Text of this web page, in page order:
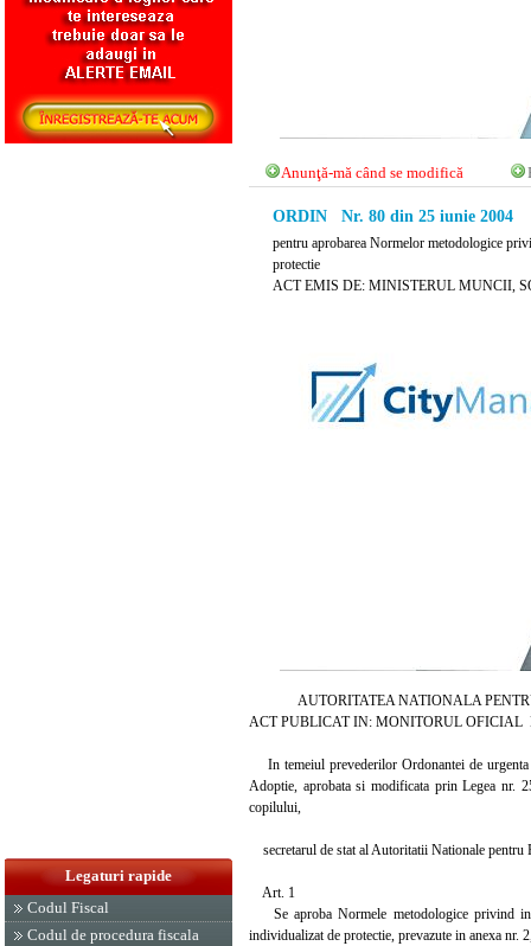
Legaturi rapide
Codul Fiscal
Codul de procedura fiscala
Anunţă-mă când se modifică
ORDIN Nr. 80 din 25 iunie 2004
pentru aprobarea Normelor metodologice
protectie
ACT EMIS DE: MINISTERUL MUNCII,
AUTORITATEA NATIONALA PENTRU
ACT PUBLICAT IN: MONITORUL OFICIAL
In temeiul prevederilor Ordonantei de
Adoptie, aprobata si modificata prin Legea nr.
copilului,
secretarul de stat al Autoritatii Nationale
Art. 1
Se aproba Normele metodologice privind
individualizat de protectie, prevazute in anexa nr.